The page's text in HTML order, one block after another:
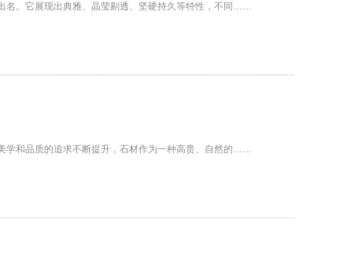
名。它展现出典雅、晶莹剔透、坚硬持久等特性，不同……
学和品质的追求不断提升，石材作为一种高贵、自然的……